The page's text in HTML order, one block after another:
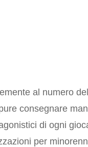
al numero
consegnare
di ogni
per